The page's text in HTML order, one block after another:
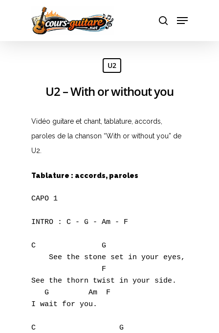
Hit enter to search or ESC to close
U2
U2 – With or without you
Vidéo guitare et chant, tablature, accords,
paroles de la chanson “With or without you” de
U2.
Tablature : accords, paroles
CAPO 1
INTRO : C - G - Am - F
C               G
    See the stone set in your eyes,
F
See the thorn twist in your side.
   G         Am  F
I wait for you.
C                   G